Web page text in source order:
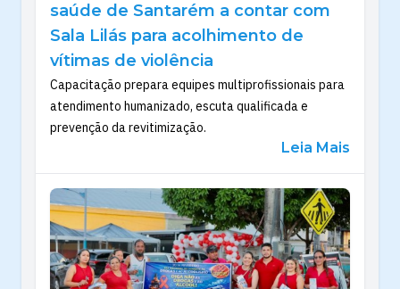
saúde de Santarém a contar com
Sala Lilás para acolhimento de
vítimas de violência
Capacitação prepara equipes multiprofissionais para
atendimento humanizado, escuta qualificada e
prevenção da revitimização.
Leia Mais